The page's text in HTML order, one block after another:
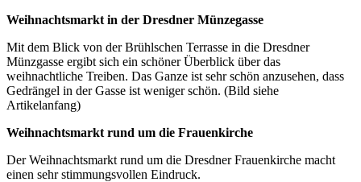
Weihnachtsmarkt in der Dresdner Münzegasse
Mit dem Blick von der Brühlschen Terrasse in die Dresdner
Münzgasse ergibt sich ein schöner Überblick über das
weihnachtliche Treiben. Das Ganze ist sehr schön anzusehen, dass
Gedrängel in der Gasse ist weniger schön. (Bild siehe
Artikelanfang)
Weihnachtsmarkt rund um die Frauenkirche
Der Weihnachtsmarkt rund um die Dresdner Frauenkirche macht
einen sehr stimmungsvollen Eindruck.